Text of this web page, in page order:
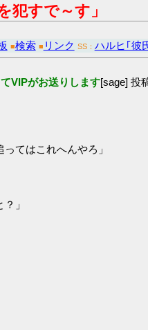
犯すで～す」
■検索 ■ リンク SS： ハルヒ｢彼
VIPがお送りします[sage] 投
てはこれへんやろ」
」